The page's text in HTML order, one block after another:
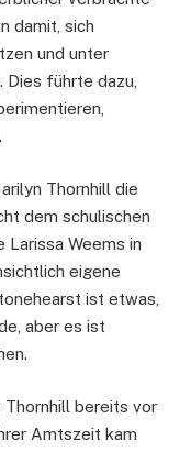
damit, sich
und unter
führte dazu,
Thornhill die
dem schulischen
Larissa Weems in
eigene
ist etwas,
aber es ist
bereits vor
Amtszeit kam